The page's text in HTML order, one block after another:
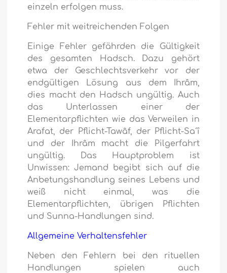
einzeln erfolgen muss.
Fehler mit weitreichenden Folgen
Einige Fehler gefährden die Gültigkeit
des gesamten Hadsch. Dazu gehört
etwa der Geschlechtsverkehr vor der
endgültigen Lösung aus dem Ihrâm,
dies macht den Hadsch ungültig. Auch
das Unterlassen einer der
Elementarpflichten wie das Verweilen in
Arafat, der Pflicht-Tawâf, der Pflicht-Sa´î
und der Ihrâm macht die Pilgerfahrt
ungültig. Das Hauptproblem ist
Unwissen: Jemand begibt sich auf die
Anbetungshandlung seines Lebens und
weiß nicht einmal, was die
Elementarpflichten, übrigen Pflichten
und Sunna-Handlungen sind.
Allgemeine Verhaltensfehler
Neben den Fehlern bei den rituellen
Handlungen spielen auch